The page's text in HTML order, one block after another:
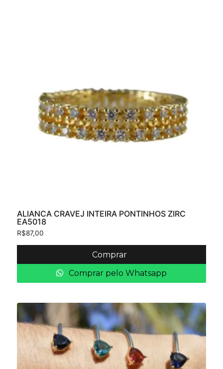
ALIANCA CRAVEJ INTEIRA PONTINHOS ZIRC
EA5018
R$87,00
Comprar
Comprar pelo Whatsapp